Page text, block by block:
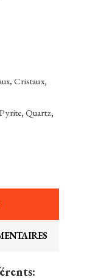
Cristaux,
Pyrite, Quartz,